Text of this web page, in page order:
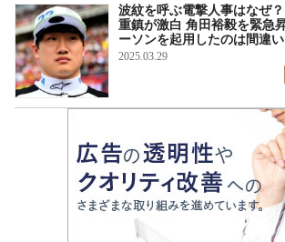
波紋を呼ぶ電撃人事はなぜ
重鎮が激白 角田裕毅を緊急
ーソンを起用したのは間違い
2025.03.29